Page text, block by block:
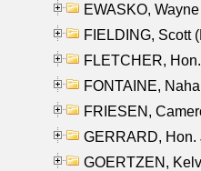
EWASKO,
FIELDING, Scott
FLETCHER,
FONTAINE,
FRIESEN,
GERRARD, Hon.
GOERTZEN,